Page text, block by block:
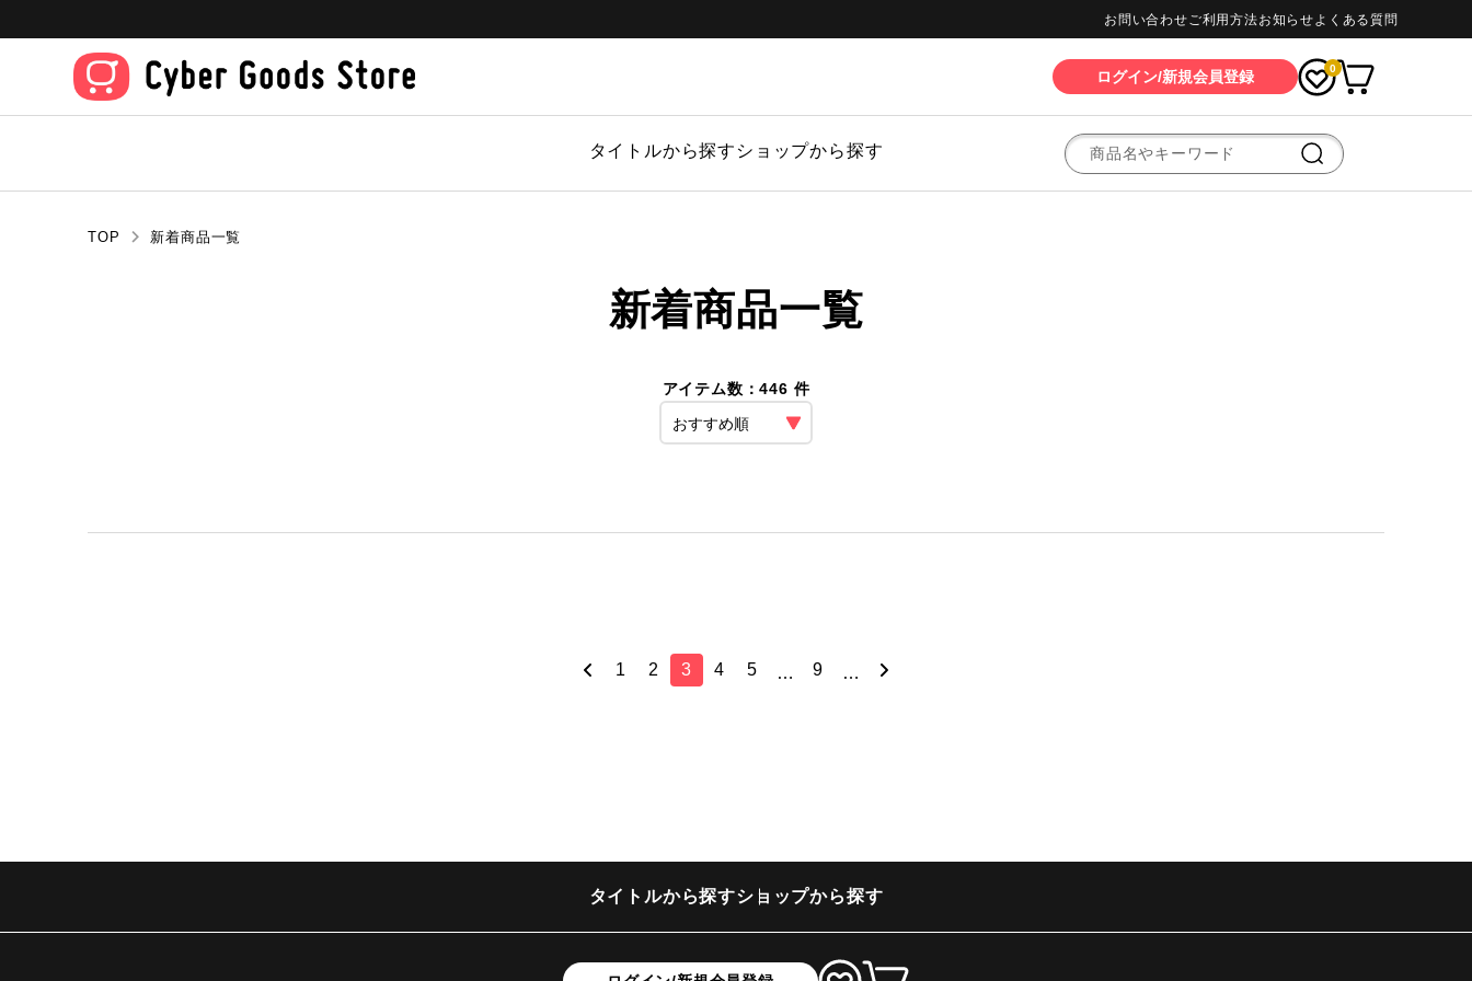
お問い合わせ ご利用方法お知らせ よくある質問
ログイン/新規会員登録 0
タイトルから探す ショップから探す
TOP 新着商品一覧
新着商品一覧
アイテム数：446 件
1 2 3 4 5 … 9 …
タイトルから探すショップから探す